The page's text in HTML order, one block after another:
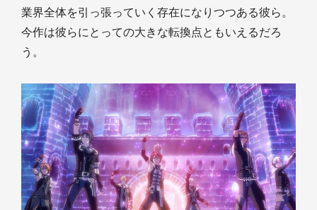
業界全体を引っ張っていく存在になりつつある彼ら。
今作は彼らにとっての大きな転換点ともいえるだろ
う。